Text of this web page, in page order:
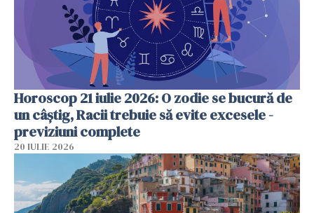
Horoscop 21 iulie 2026: O zodie se bucură de
un câștig, Racii trebuie să evite excesele -
previziuni complete
20 IULIE 2026